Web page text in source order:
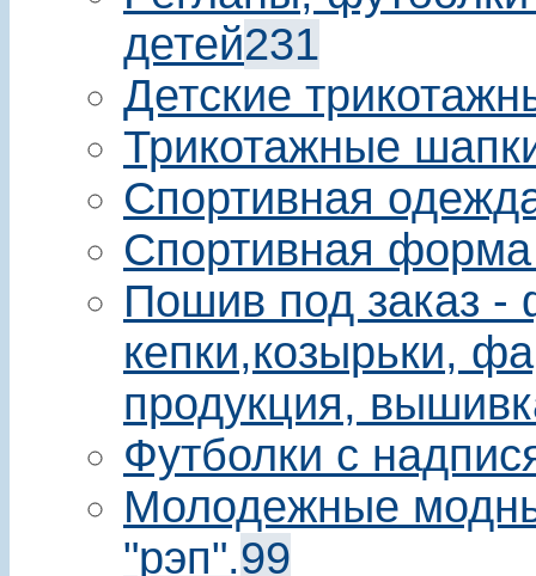
детей231
Детские
Трикотажные
Спортивная
Спортивная
Пошив под заказ -
кепки,козырьки,
продукция,
Футболки с
Молодежные
"рэп".99